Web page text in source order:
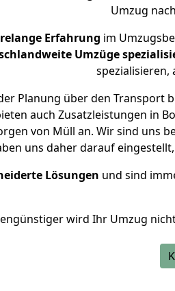
Umzug
Erfahrung im
Umzüge
spezialisieren,
Planung über den Transport
auch Zusatzleistungen in
von Müll an. Wir sind uns
uns daher darauf
Lösungen und sind
wird Ihr Umzug